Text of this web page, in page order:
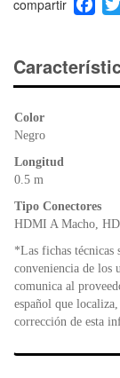
a
e
b
Color
Negro
Longitud
0.5 m
Tipo Conectores
HDMI A Macho,
*Las fichas técnicas
conveniencia de los
comunica al
español que
corrección de esta